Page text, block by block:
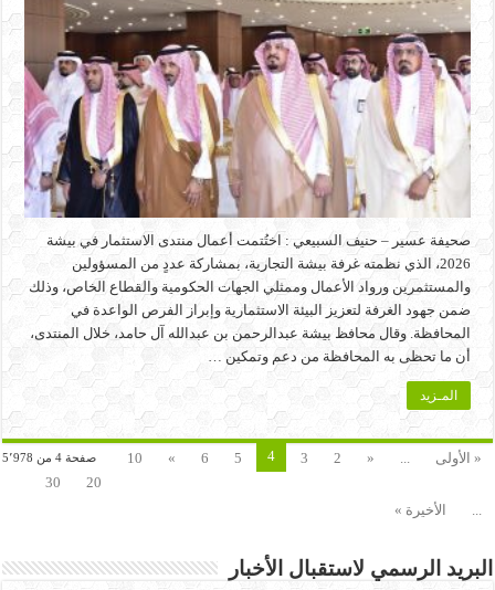
صحيفة عسير – حنيف السبيعي : اختُتمت أعمال منتدى الاستثمار في بيشة
2026، الذي نظمته غرفة بيشة التجارية، بمشاركة عددٍ من المسؤولين
والمستثمرين ورواد الأعمال وممثلي الجهات الحكومية والقطاع الخاص، وذلك
ضمن جهود الغرفة لتعزيز البيئة الاستثمارية وإبراز الفرص الواعدة في
المحافظة. وقال محافظ بيشة عبدالرحمن بن عبدالله آل حامد، خلال المنتدى،
أن ما تحظى به المحافظة من دعم وتمكين …
المـزيد
صفحة 4 من 5٬978 « الأولى ...
«
2
3
4
5
6
»
10
20
30
...
الأخيرة »
البريد الرسمي لاستقبال الأخبار